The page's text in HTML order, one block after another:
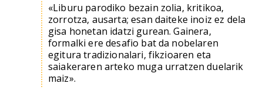
«Liburu parodiko bezain zolia, kritikoa,
zorrotza, ausarta; esan daiteke inoiz ez dela
gisa honetan idatzi gurean. Gainera,
formalki ere desafio bat da nobelaren
egitura tradizionalari, fikzioaren eta
saiakeraren arteko muga urratzen duelarik
maiz».